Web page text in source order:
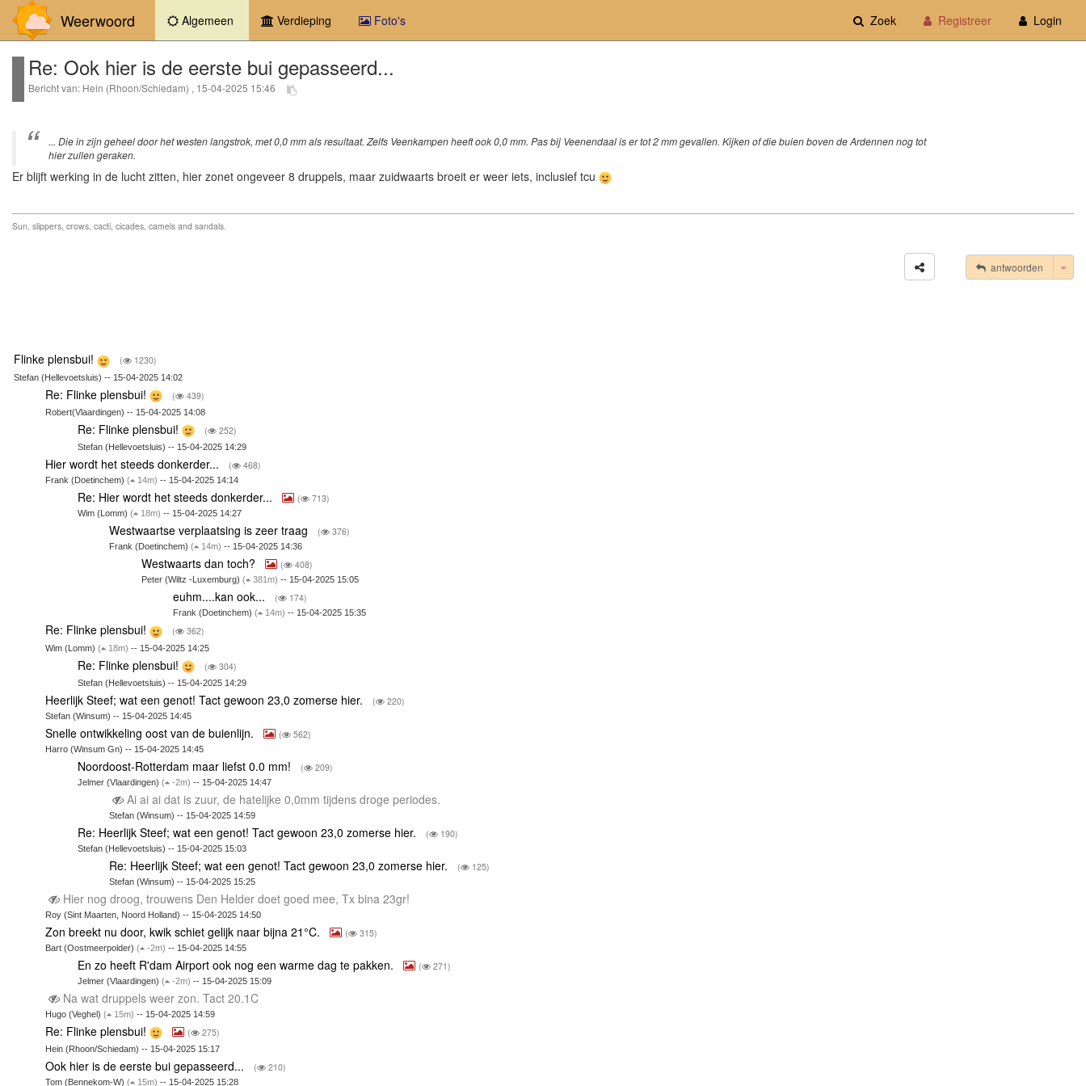
Weerwoord Algemeen (current)Verdieping Foto's Zoek Registreer Login
Re: Ook hier is de eerste bui gepasseerd...
Bericht van: Hein (Rhoon/Schiedam) , 15-04-2025 15:46
... Die in zijn geheel door het westen langstrok, met 0,0 mm als resultaat. Zelfs Veenkampen heeft ook 0,0 mm. Pas bij Veenendaal is er tot 2 mm gevallen. Kijken of die buien boven de Ardennen nog tot
hier zullen geraken.
Er blijft werking in de lucht zitten, hier zonet ongeveer 8 druppels, maar zuidwaarts broeit er weer iets, inclusief tcu
Sun, slippers, crows, cacti, cicades, camels and sandals.
antwoorden
Flinke plensbui! ( 1230)
Stefan (Hellevoetsluis) -- 15-04-2025 14:02
Re: Flinke plensbui! ( 439)
Robert(Vlaardingen) -- 15-04-2025 14:08
Re: Flinke plensbui! ( 252)
Stefan (Hellevoetsluis) -- 15-04-2025 14:29
Hier wordt het steeds donkerder... ( 468)
Frank (Doetinchem)( 14m) -- 15-04-2025 14:14
Re: Hier wordt het steeds donkerder... ( 713)
Wim (Lomm) ( 18m) -- 15-04-2025 14:27
Westwaartse verplaatsing is zeer traag ( 376)
Frank (Doetinchem)( 14m) -- 15-04-2025 14:36
Westwaarts dan toch? ( 408)
Peter (Wiltz -Luxemburg) ( 381m) -- 15-04-2025 15:05
euhm....kan ook... ( 174)
Frank (Doetinchem)( 14m) -- 15-04-2025 15:35
Re: Flinke plensbui! ( 362)
Wim (Lomm)( 18m) -- 15-04-2025 14:25
Re: Flinke plensbui! ( 304)
Stefan (Hellevoetsluis) -- 15-04-2025 14:29
Heerlijk Steef; wat een genot! Tact gewoon 23,0 zomerse hier. ( 220)
Stefan (Winsum) -- 15-04-2025 14:45
Snelle ontwikkeling oost van de buienlijn. ( 562)
Harro (Winsum Gn) -- 15-04-2025 14:45
Noordoost-Rotterdam maar liefst 0.0 mm! ( 209)
Jelmer (Vlaardingen) ( -2m) -- 15-04-2025 14:47
Ai ai ai dat is zuur, de hatelijke 0,0mm tijdens droge periodes.
Stefan (Winsum) -- 15-04-2025 14:59
Re: Heerlijk Steef; wat een genot! Tact gewoon 23,0 zomerse hier. ( 190)
Stefan (Hellevoetsluis) -- 15-04-2025 15:03
Re: Heerlijk Steef; wat een genot! Tact gewoon 23,0 zomerse hier. ( 125)
Stefan (Winsum) -- 15-04-2025 15:25
Hier nog droog, trouwens Den Helder doet goed mee, Tx bina 23gr!
Roy (Sint Maarten, Noord Holland) -- 15-04-2025 14:50
Zon breekt nu door, kwik schiet gelijk naar bijna 21°C. ( 315)
Bart (Oostmeerpolder)( -2m) -- 15-04-2025 14:55
En zo heeft R'dam Airport ook nog een warme dag te pakken. ( 271)
Jelmer (Vlaardingen) ( -2m) -- 15-04-2025 15:09
Na wat druppels weer zon. Tact 20.1C
Hugo (Veghel)( 15m) -- 15-04-2025 14:59
Re: Flinke plensbui! ( 275)
Hein (Rhoon/Schiedam) -- 15-04-2025 15:17
Ook hier is de eerste bui gepasseerd... ( 210)
Tom (Bennekom-W)( 15m) -- 15-04-2025 15:28